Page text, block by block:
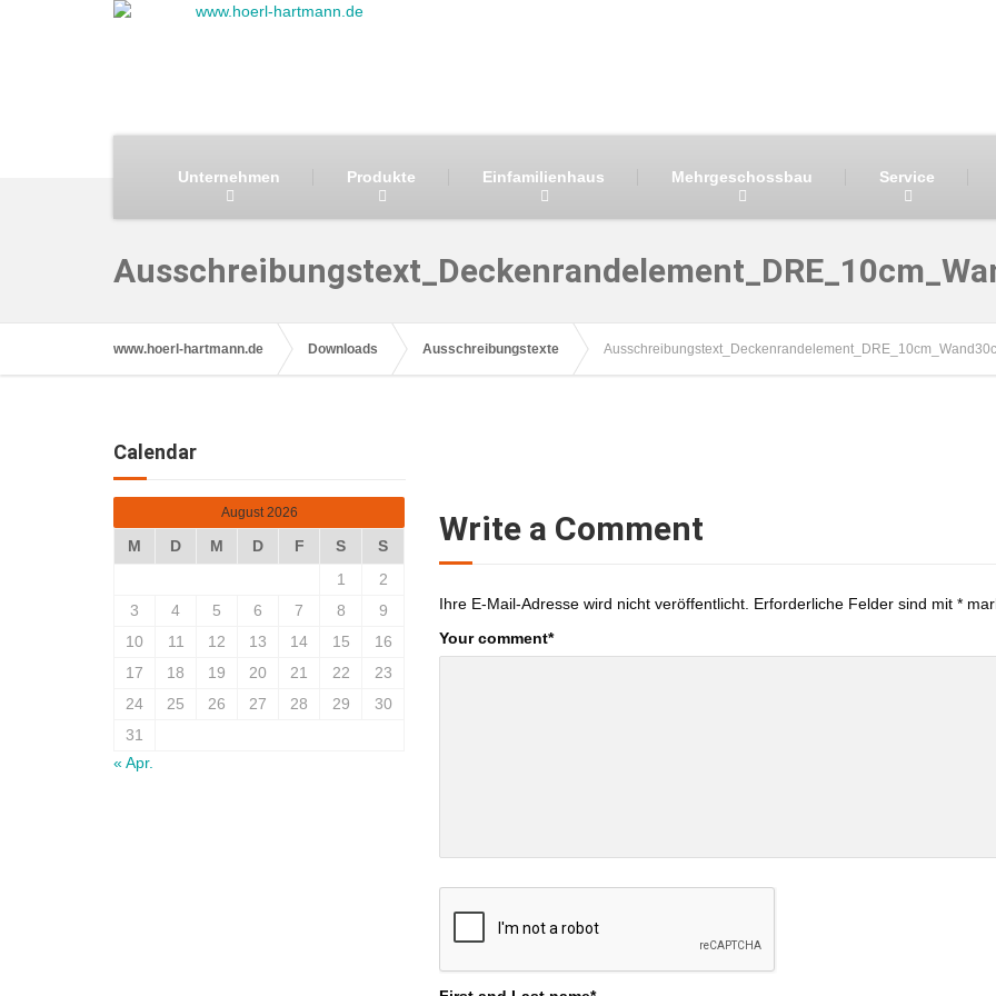
Unternehmen Produkte Einfamilienhaus Mehrgeschossbau Service
www.hoerl-hartmann.de Downloads Ausschreibungstexte
Write a Comment
Ihre E-Mail-Adresse wird nicht veröffentlicht. Erforderliche Felder sind mit *
Your comment*
Calendar
August 2026
M D M D F S
S
1
2
3
4 5 6 7 8
9
10
11 12 13 14 15
16
17
18 19 20 21 22
23
24
25 26 27 28 29
30
31
« Apr.